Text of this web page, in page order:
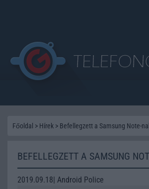
Főoldal > Hírek > Befellegzett a Samsung Note-
BEFELLEGZETT A SAMSUNG
2019.09.18| Android Police